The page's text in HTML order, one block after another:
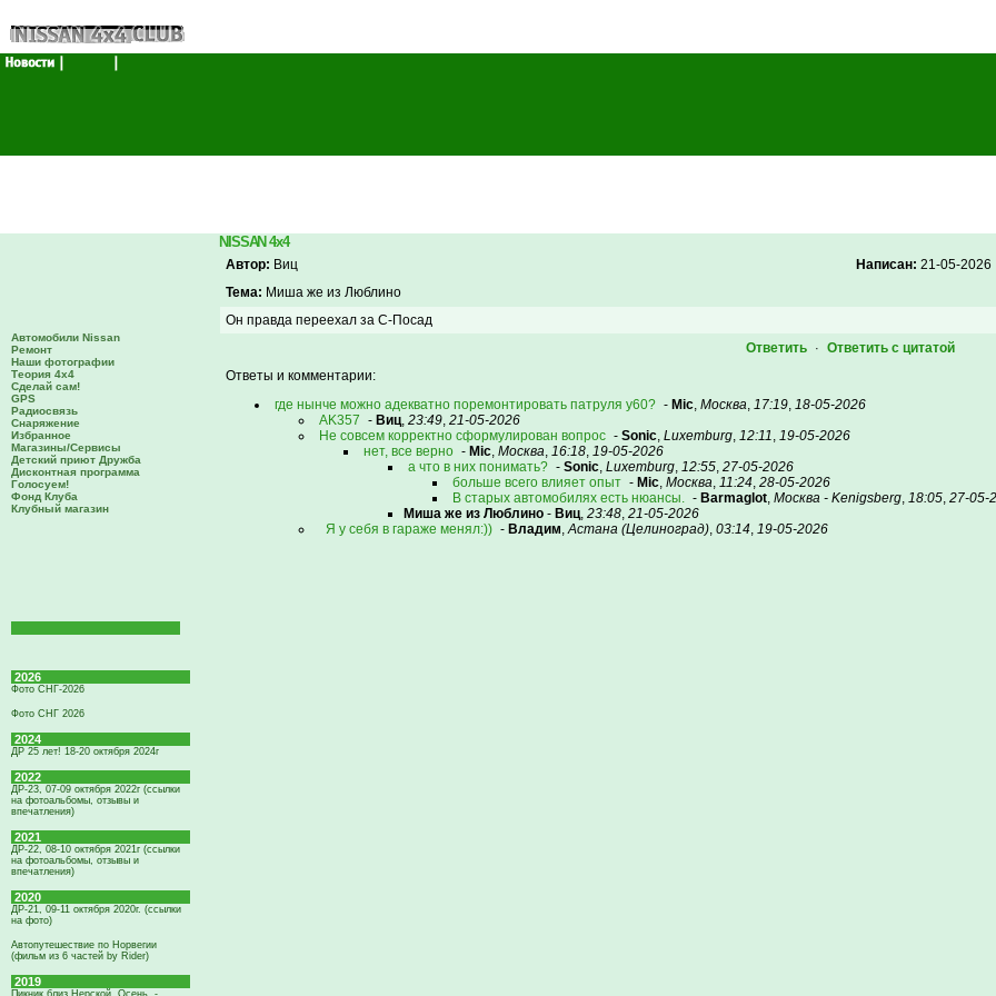
Автомобили Nissan
Ремонт
Наши фотографии
Теория 4х4
Сделай сам!
GPS
Радиосвязь
Снаряжение
Избранное
Магазины/Сервисы
Детский приют Дружба
Дисконтная программа
Голосуем!
Фонд Клуба
Клубный магазин
2026
Фото СНГ-2026
Фото СНГ 2026
2024
ДР 25 лет! 18-20 октября 2024г
2022
ДР-23, 07-09 октября 2022г (ссылки
на фотоальбомы, отзывы и
впечатления)
2021
ДР-22, 08-10 октября 2021г (ссылки
на фотоальбомы, отзывы и
впечатления)
2020
ДР-21, 09-11 октября 2020г. (ссылки
на фото)
Автопутешествие по Норвегии
(фильм из 6 частей by Rider)
2019
Пикник близ Нерской. Осень. -
NISSAN 4x4
Автор: Виц Написан: 21-05-2026
Тема: Миша же из Люблино
Он правда переехал за С-Посад
Ответить
·
Ответить с цитатой
Ответы и комментарии:
где нынче можно адекватно поремонтировать патруля у60? - Mic, Москва, 17:19, 18-05-2026
AK357 - Виц, 23:49, 21-05-2026
Не совсем корректно сформулирован вопрос - Sonic, Luxemburg, 12:11, 19-05-2026
нет, все верно - Mic, Москва, 16:18, 19-05-2026
а что в них понимать? - Sonic, Luxemburg, 12:55, 27-05-2026
больше всего влияет опыт - Mic, Москва, 11:24, 28-05-2026
В старых автомобилях есть нюансы. - Barmaglot, Москва - Kenigsberg, 18:05, 27-05-
Миша же из Люблино - Виц, 23:48, 21-05-2026
Я у себя в гараже менял:)) - Владим,Астана (Целиноград), 03:14, 19-05-2026